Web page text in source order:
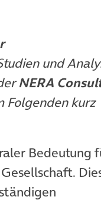
und
NERA
Folgenden kurz
Bedeutung